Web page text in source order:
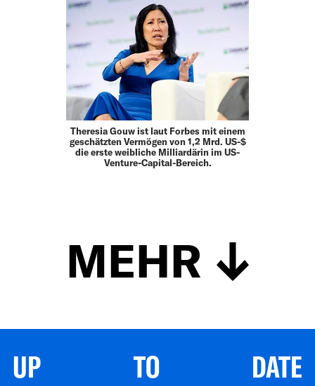
Theresia Gouw ist laut Forbes mit einem
geschätzten Vermögen von 1,2 Mrd. US-$
die erste weibliche Milliardärin im US-
Venture-Capital-Bereich.
MEHR
UP TO DATE